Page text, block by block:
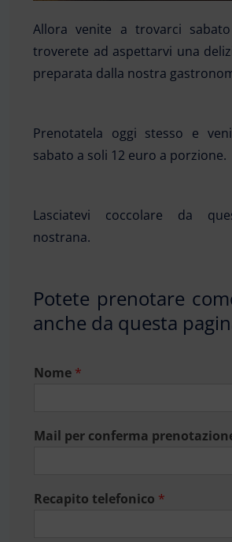
Allora venite a trovarci
troverete ad aspettarvi una
preparata dalla nostra
Prenotatela oggi stesso e
sabato a soli 12 euro a porzione.
Lasciatevi coccolare da
nostrana.
Potete prenotare
anche da questa
Nome *
Mail per conferma
Recapito telefonico *